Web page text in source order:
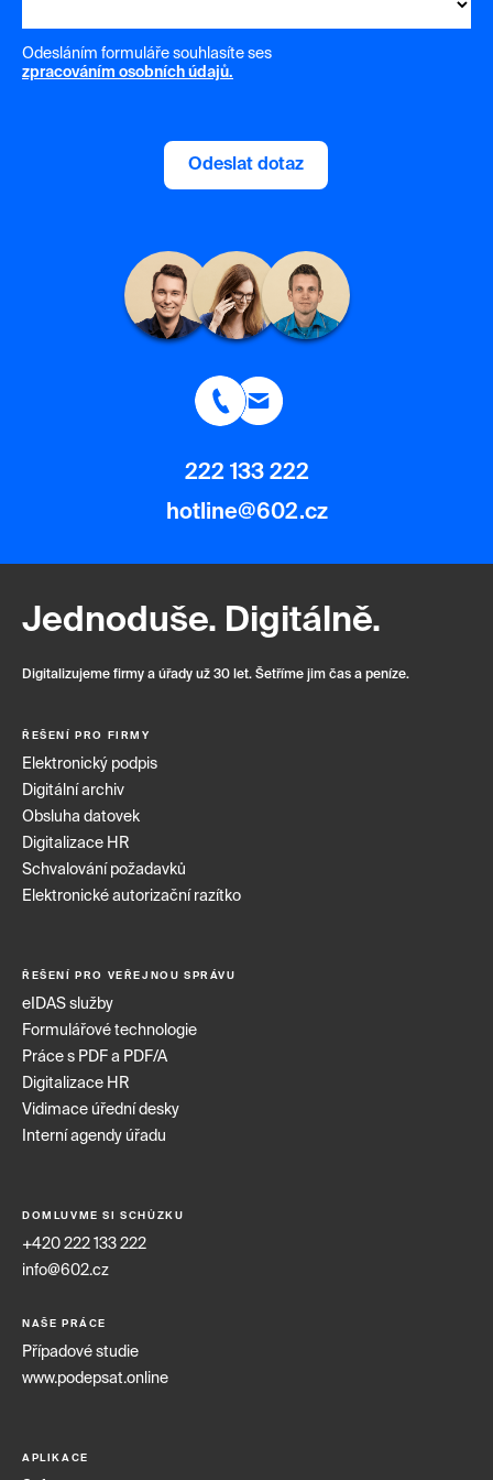
Odesláním formuláře souhlasíte ses
zpracováním osobních údajů.
Odeslat dotaz
222 133 222
hotline@602.cz
Jednoduše. Digitálně.
Digitalizujeme firmy a úřady už 30 let. Šetříme jim čas a peníze.
ŘEŠENÍ PRO FIRMY
Elektronický podpis
Digitální archiv
Obsluha datovek
Digitalizace HR
Schvalování požadavků
Elektronické autorizační razítko
ŘEŠENÍ PRO VEŘEJNOU SPRÁVU
eIDAS služby
Formulářové technologie
Práce s PDF a PDF/A
Digitalizace HR
Vidimace úřední desky
Interní agendy úřadu
DOMLUVME SI SCHŮZKU
+420 222 133 222
info@602.cz
NAŠE PRÁCE
Případové studie
www.podepsat.online
APLIKACE